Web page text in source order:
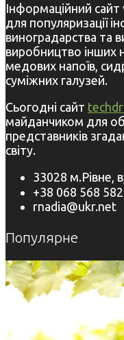
Інформаційний
для популяризації
виноградарства та
виробництво інших
медових напоїв,
суміжних галузей.
Сьогодні сайт
майданчиком для
представників
світу.
33028 м.Рівне,
+38 068 568
rnadia@ukr.net
Популярне